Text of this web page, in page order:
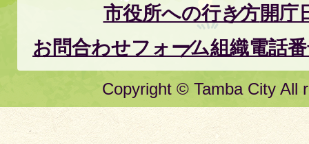
市役所への行き方開庁
お問合わせフォーム組織電話
Copyright © Tamba City All